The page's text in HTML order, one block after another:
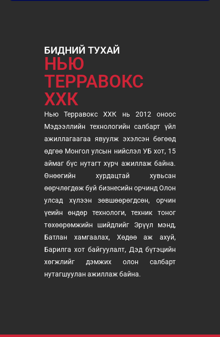
БИДНИЙ ТУХАЙ
НЬЮ
ТЕРРАВОКС
ХХК
Нью Терравокс ХХК нь 2012 оноос
Мэдээллийн технологийн салбарт үйл
ажиллагаагаа явуулж эхэлсэн бөгөөд
өдгөө Монгол улсын нийслэл УБ хот, 15
аймаг бүс нутагт хүрч ажиллаж байна.
Өнөөгийн хурдацтай хувьсан
өөрчлөгдөж буй бизнесийн орчинд Олон
улсад хүлээн зөвшөөрөгдсөн, орчин
үеийн өндөр технологи, техник тоног
төхөөрөмжийн шийдлийг Эрүүл мэнд,
Батлан хамгаалах, Хөдөө аж ахуй,
Барилга хот байгуулалт, Дэд бүтэцийн
хөгжлийг дэмжих олон салбарт
нутагшуулан ажиллаж байна.